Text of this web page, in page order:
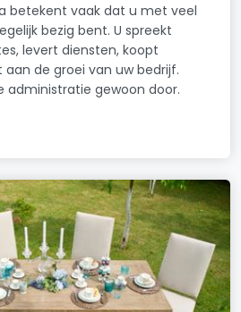
betekent vaak dat u met veel
bezig bent. U spreekt
levert diensten, koopt
de groei van uw bedrijf.
administratie gewoon door.